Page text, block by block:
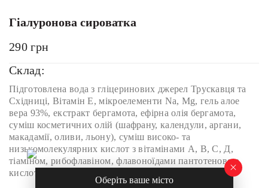
Гіалуронова сироватка
290 грн
Склад:
Підготовлена вода з гліцеринових джерел Трускавця та
Східниці, Вітамін Е, мікроелементи Na, Mg, гель алое
вера 93%, екстракт бергамота, ефірна олія бергамота,
суміш косметичних олій (шафрану, календули, аргани,
макадамії, оливи, льону), суміш високо- та
низькомолекулярних кислот з вітамінами А, В, С, Д,
тіаміном, рибофлавіном, флавоноїдами пантотеновою
кислотою, spf 15, жирними кислотами Омега 3.
Оберіть ваше місто